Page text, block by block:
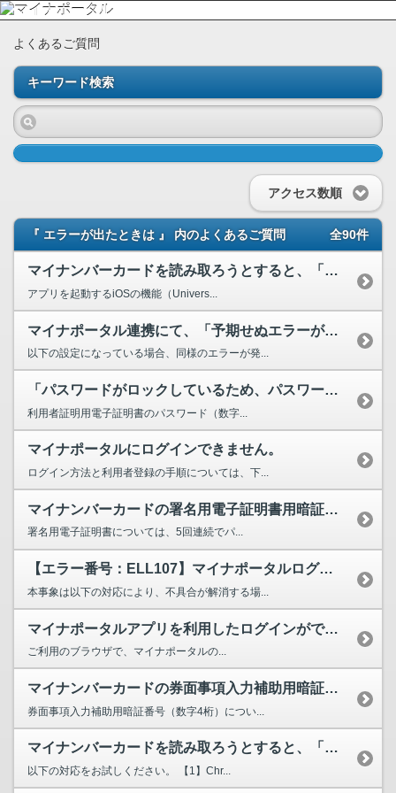
よくあるご質問
キーワード検索
アクセス数順
『 エラーが出たときは 』 内のよくあるご質問 全90件
マイナンバーカードを読み取ろうとすると、「マイナポータルアプリが起動できませんでした」と表示さ...
アプリを起動するiOSの機能（Univers...
マイナポータル連携にて、「予期せぬエラーが発生しました。このウィンドウを閉じてください。」と表...
以下の設定になっている場合、同様のエラーが発...
「パスワードがロックしているため、パスワードを変更できませんでした。お住まいの市区町村の窓口で...
利用者証明用電子証明書のパスワード（数字...
マイナポータルにログインできません。
ログイン方法と利用者登録の手順については、下...
マイナンバーカードの署名用電子証明書用暗証番号（英数字6～16文字）がロックされてしまいました...
署名用電子証明書については、5回連続でパ...
【エラー番号：ELL107】マイナポータルログイン後の公金受取口座の登録時等に、マイナンバーカ...
本事象は以下の対応により、不具合が解消する場...
マイナポータルアプリを利用したログインができません。
ご利用のブラウザで、マイナポータルの...
マイナンバーカードの券面事項入力補助用暗証番号（数字4桁）がロックされてしまいました。どのよう...
券面事項入力補助用暗証番号（数字4桁）につい...
マイナンバーカードを読み取ろうとすると、「マイナポータルアプリが起動できませんでした」と表示さ...
以下の対応をお試しください。 【1】Chr...